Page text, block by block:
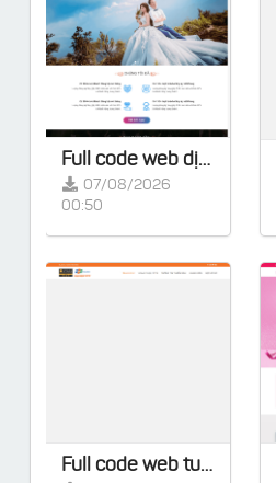
Full code web dịch vụ chụp ảnh làm từ Flatsome kèm key kích hoạt / đã kích hoạt sẵn
07/08/2026
00:50
Full code web tuyển sinh làm từ Flatsome kèm key kích hoạt / đã kích hoạt sẵn